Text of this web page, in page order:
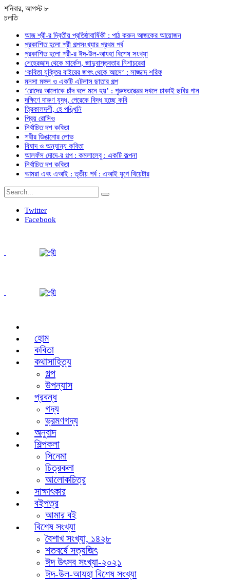
শনিবার, আগস্ট ৮
চলতি
আজ শ্রী-র দ্বিতীয় প্রতিষ্ঠাবার্ষিকী : পাঠ করুন আজকের আয়োজন
প্রকাশিত হলো শ্রী গল্পসংখ্যার প্রথম পর্ব
প্রকাশিত হলো শ্রী-র ঈদ-উল-আযহা বিশেষ সংখ্যা
শেহেরজাদ থেকে মার্কেস, জাদুবাস্তবতার নিশাচরেরা
‘কবিতা যুক্তির বাইরের জগৎ থেকে আসে’ : সাজ্জাদ শরিফ
মনসা মঙ্গল ও একটি এটলাস ছাতার গল্প
‘রোদের আলোকে চাঁদ বলে মনে হয়’ : পুরুষতন্ত্রের দখলে ঢাকাই ছবির গান
দক্ষিণে দারুণ যুদ্ধ, পেরেকে বিদ্ধ হচ্ছে কবি
ত্রিকালদর্শী, হে পঙ্খিনি
প্রিয় রোসিও
নির্বাচিত দশ কবিতা
শরীর ডিঙানোর লোভ
বিষাদ ও অন্যান্য কবিতা
আলফঁস দোদে-র গল্প : কমলালেবু : একটি কল্পনা
নির্বাচিত দশ কবিতা
আমরা এবং এআই : তৃতীয় পর্ব : এআই যুগে থিয়েটার
Twitter
Facebook
হোম
কবিতা
কথাসাহিত্য
গল্প
উপন্যাস
প্রবন্ধ
গদ্য
ভ্রমণগদ্য
অনুবাদ
শিল্পকলা
সিনেমা
চিত্রকলা
আলোকচিত্র
সাক্ষাৎকার
বইপত্র
আমার বই
বিশেষ সংখ্যা
বৈশাখ সংখ্যা, ১৪২৮
শতবর্ষে সত্যজিৎ
ঈদ উৎসব সংখ্যা-২০২১
ঈদ-উল-আযহা বিশেষ সংখ্যা